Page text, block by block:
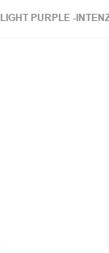
LIGHT PURPLE -